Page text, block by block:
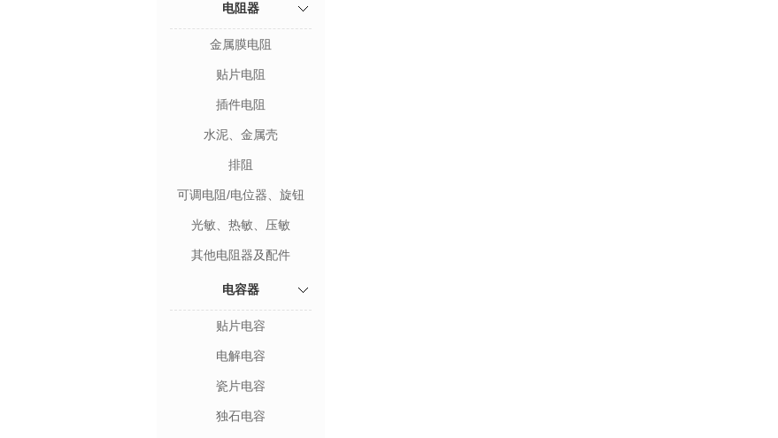
电阻器
金属膜电阻
贴片电阻
插件电阻
水泥、金属壳
排阻
可调电阻/电位器、旋钮
光敏、热敏、压敏
其他电阻器及配件
电容器
贴片电容
电解电容
瓷片电容
独石电容